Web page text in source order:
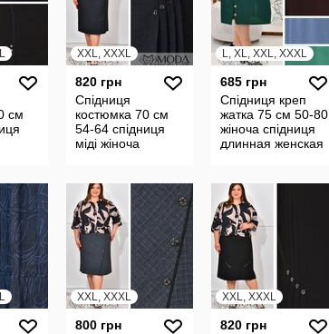
см
XXL, XXXL
820 грн
Спідниця
костюмка 70 см
54-64 спідниця
міді жіноча
24233
L, XL, XXL, XXXL
685 грн
Спідниця креп
жатка 75 см 50-80
жіноча спідниця
длинная женская
24248
XXL, XXXL
800 грн
XXL, XXXL
820 грн